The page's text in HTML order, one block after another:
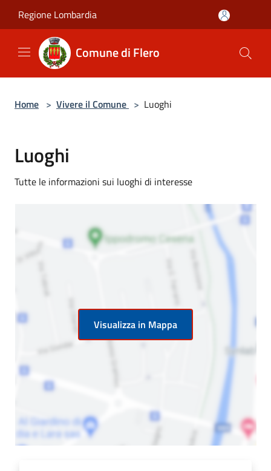
Regione Lombardia
Comune di Flero
Home > Vivere il Comune > Luoghi
Luoghi
Tutte le informazioni sui luoghi di interesse
Visualizza in Mappa